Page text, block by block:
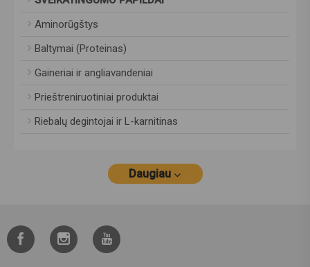
Aminorūgštys
Baltymai (Proteinas)
Gaineriai ir angliavandeniai
Prieštreniruotiniai produktai
Riebalų degintojai ir L-karnitinas
Daugiau